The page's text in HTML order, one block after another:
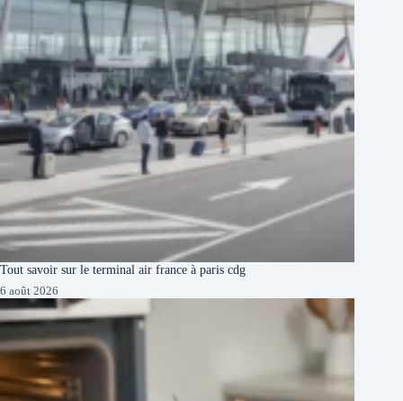
Tout savoir sur le terminal air france à paris cdg
6 août 2026